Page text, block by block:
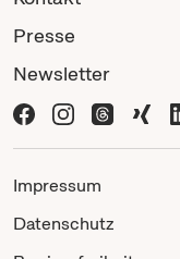
Presse
Newsletter
Impressum
Datenschutz